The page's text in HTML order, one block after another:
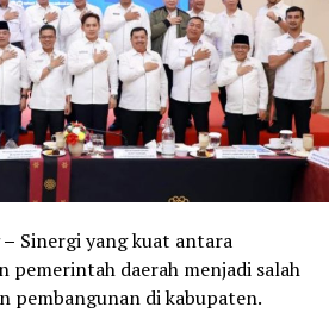
Dana Bagi Hasil (DBH).
yang diserahkan pada
itu 70 persennya
kota, jadi tidak semuanya
kata Adi.
untuk mencapai realisasi
berbagai upaya untuk
daerah salah satunya
pada pajak kendaran
Sinergi yang kuat antara
pemerintah daerah menjadi salah
pembangunan di kabupaten.